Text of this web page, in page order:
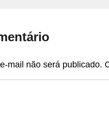
mail não será publicado.